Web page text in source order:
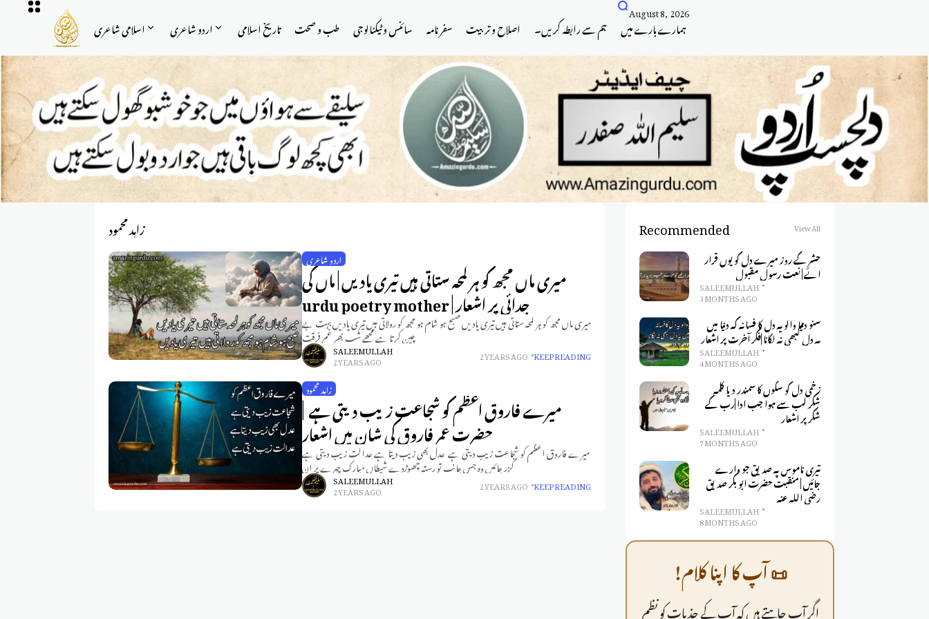
اسلامی شاعری اردو شاعری تاریخ اسلامی طب و صحت سائنس و ٹیکنالوجی سفر نامہ اصلاح و تربیت ہم سے رابطہ کریں۔ ہمارے بارے میں
August 8, 2026
زاہد محمود
اردو شاعری
میری ماں مجھ کو ہر لمحہ ستاتی ہیں تیری یادیں | ماں کی
جدائی پر اشعار | urdu poetry mother
میری ماں مجھ کو ہر لمحہ ستاتی ہیں تیری یادیں صبح ہو شام ہو مجھ کو رولاتی ہیں تیری یادیں بہت بے
چین کرتا ہے مجھے شب بھر غمِ فرقت
SALEEM ULLAH
2 YEARS AGO 2 YEARS AGO KEEP READING
زاہد محمود
میرے فاروق اعظم کو شجاعت زیب دیتی ہے |
حضرت عمر فاروق کی شان میں اشعار
میرے فاروق اعظم کو شجاعت زیب دیتی ہے عدل بھی زیب دیتا ہے عدالت زیب دیتی ہے
گزر جائیں وہ جس جانب تو رستہ چھوڑدے شیطاں مبارک چہرے پر ان
SALEEM ULLAH
2 YEARS AGO 2 YEARS AGO KEEP READING
Recommended View All
حشر کے روز میرے دل کو یوں قرار
ائے | نعت رسول مقبول
SALEEM ULLAH
3 MONTHS AGO
سنو دنیا والو یہ دل کا فسانہ کہ دنیا میں
یہ دل کبھی نہ لگانا |فکر آخرت پر اشعار
SALEEM ULLAH
4 MONTHS AGO
زخمی دل کو سکوں کا سمندر دیا کلمہِ
شکر لب سے ہوا جب ادا |رب کے
شکر پر اشعار
SALEEM ULLAH
7 MONTHS AGO
تیری ناموس پہ صدیق جو وارے
جائیں | منقبت حضرت ابو بکر صدیق
رضی اللہ عنہ
SALEEM ULLAH
8 MONTHS AGO
📜 آپ کا اپنا کلام!
اگر آپ چاہتے ہیں کہ آپ کے جذبات کو نظم